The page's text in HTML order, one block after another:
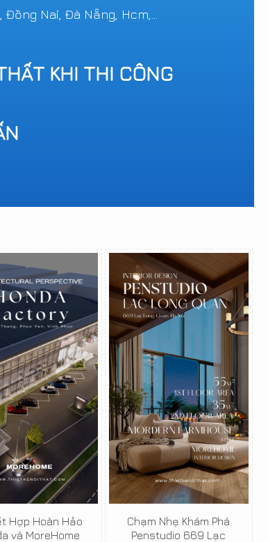
Nai, Đà Nẵng, Hcm,...
KHI THI CÔNG
Hợp Hoàn Hảo
và MoreHome
Chạm Nhẹ Khám Phá
Penstudio 669 Lạc